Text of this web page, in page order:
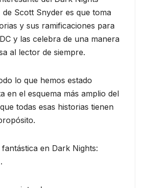
de Scott Snyder es que toma
y sus ramificaciones para
y las celebra de una manera
al lector de siempre.
lo que hemos estado
en el esquema más amplio del
todas esas historias tienen
en Dark Nights: